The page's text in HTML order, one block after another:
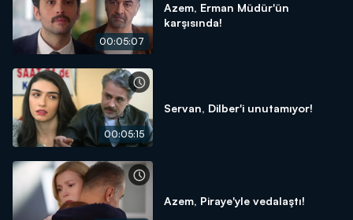
00:05:07
Azem, Erman Müdür'ün
karşısında!
00:05:15
Servan, Dilber'i unutamıyor!
Azem, Piraye'yle vedalaştı!